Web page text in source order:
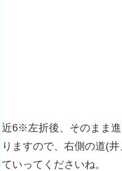
近6※左折後、そのまま
りますので、右側の道(
ていってくださいね。